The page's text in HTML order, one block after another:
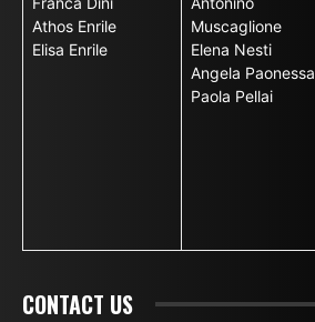
Athos Enrile
Elisa Enrile
Muscaglione
Elena Nesti
Angela Paonessa
Paola Pellai
CONTACT US